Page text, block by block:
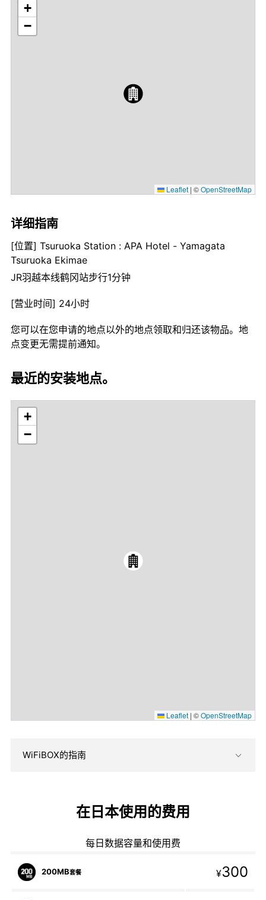
+
−
Leaflet | ©OpenStreetMap
详细指南
[位置] Tsuruoka Station : APA Hotel - Yamagata
Tsuruoka Ekimae
JR羽越本线鹤冈站步行1分钟
[营业时间] 24小时
您可以在您申请的地点以外的地点领取和归还该物品。地
点变更无需提前通知。
最近的安装地点。
+
−
Leaflet | ©OpenStreetMap
WiFiBOX的指南
在日本使用的费用
每日数据容量和使用费
200MB套餐 ¥300